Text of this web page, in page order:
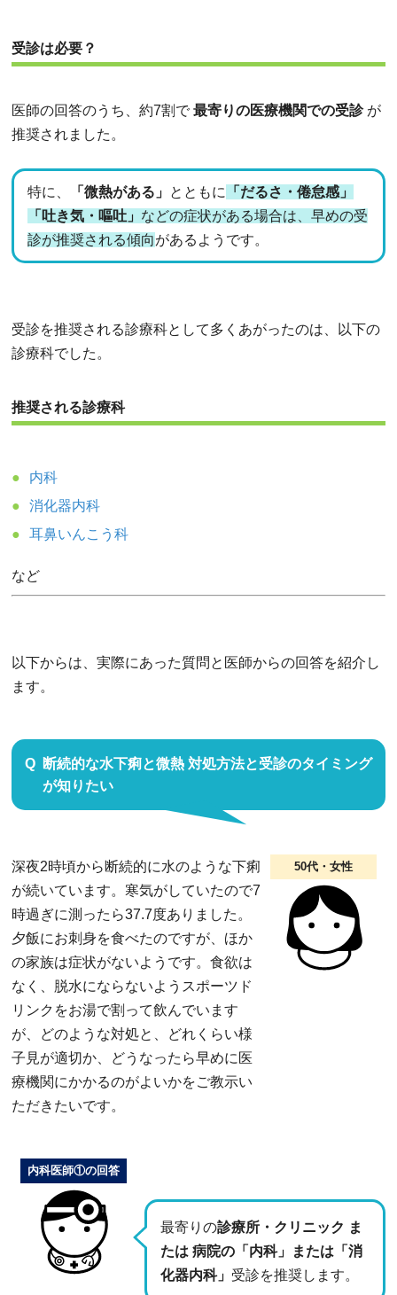
受診は必要？
医師の回答のうち、約7割で 最寄りの医療機関での受診 が
推奨されました。
特に、 「微熱がある」 とともに
「だるさ・倦怠感」
「吐き気・嘔吐」 などの症状がある場合は、早めの受
診が推奨される傾向があるようです。
受診を推奨される診療科として多くあがったのは、以下の
診療科でした。
推奨される診療科
内科
消化器内科
耳鼻いんこう科
など
以下からは、実際にあった質問と医師からの回答を紹介し
ます。
断続的な水下痢と微熱 対処方法と受診のタイミング
が知りたい
50代・女性
深夜2時頃から断続的に水のような下痢
が続いています。寒気がしていたので7
時過ぎに測ったら37.7度ありました。
夕飯にお刺身を食べたのですが、ほか
の家族は症状がないようです。食欲は
なく、脱水にならないようスポーツド
リンクをお湯で割って飲んでいます
が、どのような対処と、どれくらい様
子見が適切か、どうなったら早めに医
療機関にかかるのがよいかをご教示い
ただきたいです。
最寄りの診療所・クリニック ま
たは 病院の「内科」または「消
化器内科」 受診を推奨します。
内科医師①の回答